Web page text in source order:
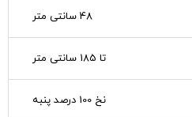
تا 185 سانتی متر
نخ 100 درصد پنبه